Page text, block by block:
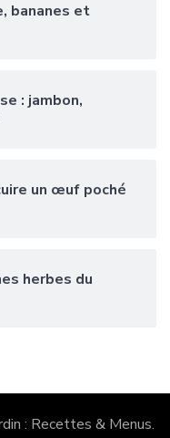
bananes et
: jambon,
un œuf poché
herbes du
: Recettes & Menus.